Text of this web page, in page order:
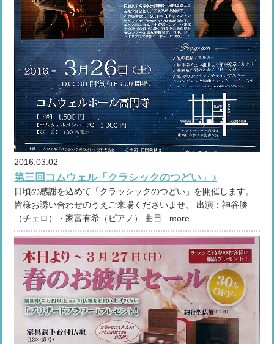
2016.03.02
第三回コムウェル「クラシックのつどい」♪
日頃の感謝を込めて「クラッシックのつどい」を開催します。
皆様お誘い合わせのうえご来場くださいませ。 出演：神谷勝
（チェロ）・家富有希（ピアノ） 曲目...more